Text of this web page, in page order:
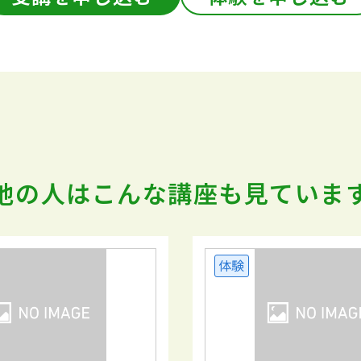
の人はこんな講座も見ていま
体験